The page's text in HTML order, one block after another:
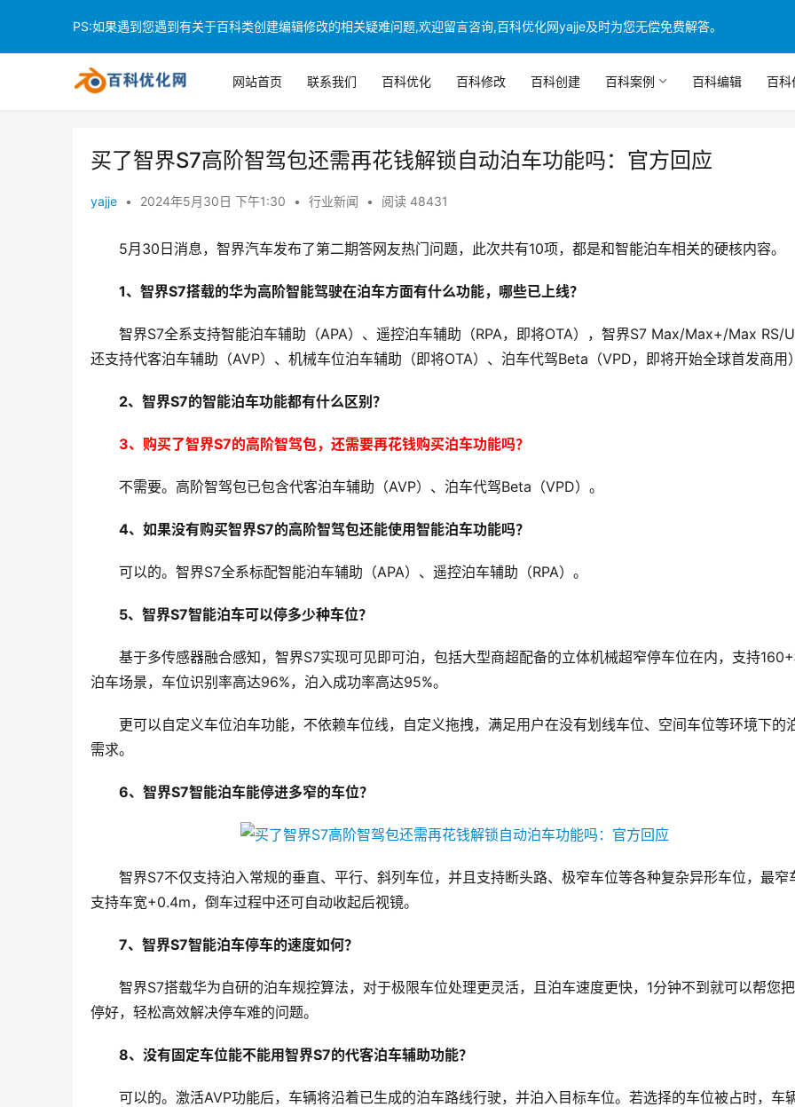
网站首页 联系我们 百科优化 百科修改 百科创建 百科案例 百科编辑 百科
买了智界S7高阶智驾包还需再花钱解锁自动泊车功能吗：官方回应
yajje • 2024年5月30日 下午1:30 • 行业新闻 • 阅读 48431
5月30日消息，智界汽车发布了第二期答网友热门问题，此次共有10项，都是和智能泊车相关的硬核内容。
1、智界S7搭载的华为高阶智能驾驶在泊车方面有什么功能，哪些已上线？
智界S7全系支持智能泊车辅助（APA）、遥控泊车辅助（RPA，即将OTA），智界S7 Max/Max+/Max RS/
还支持代客泊车辅助（AVP）、机械车位泊车辅助（即将OTA）、泊车代驾Beta（VPD，即将开始全球首发商用
2、智界S7的智能泊车功能都有什么区别？
3、购买了智界S7的高阶智驾包，还需要再花钱购买泊车功能吗？
不需要。高阶智驾包已包含代客泊车辅助（AVP）、泊车代驾Beta（VPD）。
4、如果没有购买智界S7的高阶智驾包还能使用智能泊车功能吗？
可以的。智界S7全系标配智能泊车辅助（APA）、遥控泊车辅助（RPA）。
5、智界S7智能泊车可以停多少种车位？
基于多传感器融合感知，智界S7实现可见即可泊，包括大型商超配备的立体机械超窄停车位在内，支持
泊车场景，车位识别率高达96%，泊入成功率高达95%。
更可以自定义车位泊车功能，不依赖车位线，自定义拖拽，满足用户在没有划线车位、空间车位等环境下的
需求。
6、智界S7智能泊车能停进多窄的车位？
智界S7不仅支持泊入常规的垂直、平行、斜列车位，并且支持断头路、极窄车位等各种复杂异形车位，最窄
支持车宽+0.4m，倒车过程中还可自动收起后视镜。
7、智界S7智能泊车停车的速度如何？
智界S7搭载华为自研的泊车规控算法，对于极限车位处理更灵活，且泊车速度更快，1分钟不到就可以帮您
停好，轻松高效解决停车难的问题。
8、没有固定车位能不能用智界S7的代客泊车辅助功能？
可以的。激活AVP功能后，车辆将沿着已生成的泊车路线行驶，并泊入目标车位。若选择的车位被占时，车
PS:如果遇到您遇到有关于百科类创建编辑修改的相关疑难问题,欢迎留言咨询,百科优化网yajje及时为您无偿免费解答。